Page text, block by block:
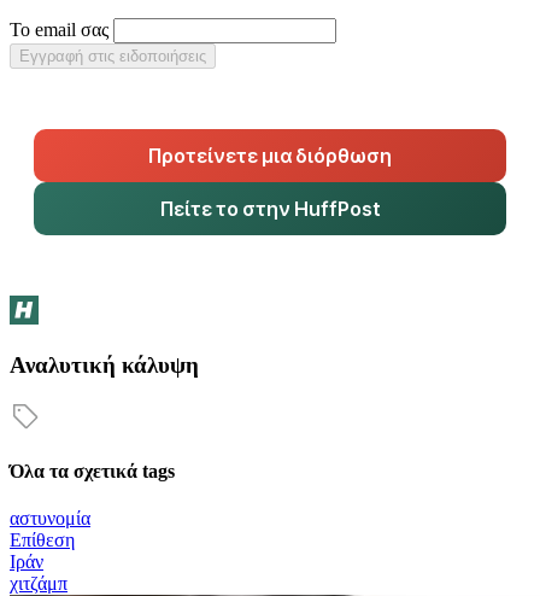
Το email σας
Εγγραφή στις ειδοποιήσεις
Προτείνετε μια διόρθωση
Πείτε το στην HuffPost
Αναλυτική κάλυψη
Όλα τα σχετικά tags
αστυνομία
Επίθεση
Ιράν
χιτζάμπ